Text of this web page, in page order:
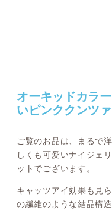
オーキッドカラ
いピンククンツ
ご覧のお品は、まるで
しくも可愛いナイジェ
ットでございます。
キャッツアイ効果も見
の繊維のような結晶構